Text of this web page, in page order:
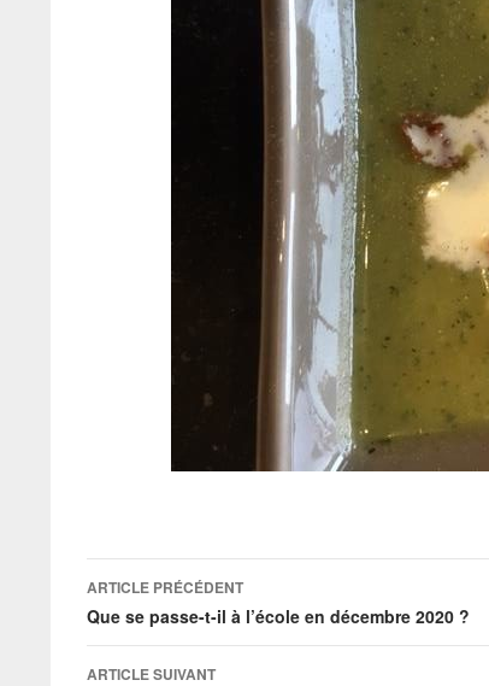
Navigation
des
articles
ARTICLE PRÉCÉDENT
Que se passe-t-il à l’école en décembre 2020 ?
ARTICLE SUIVANT